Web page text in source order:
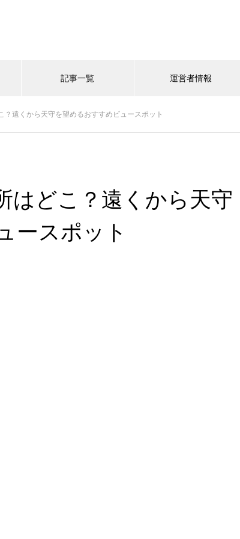
記事一覧 運営者情報
？遠くから天守を望めるおすすめビュースポット
はどこ？遠くから天守
ースポット